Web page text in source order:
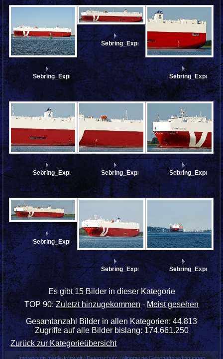
Sebring_Express_AA135140
Sebring_Express_AA135136_stitch
Sebring_Express_AA135135Sebring_Express_AA135134
Sebring_Express_AA135129_stitch
Sebring_Express_AA135124
Es gibt 15 Bilder in dieser Kategorie
TOP 90: Zuletzt hinzugekommen-Meist gesehen
Gesamtanzahl Bilder in allen Kategorien: 44.813
Zugriffe auf alle Bilder bislang: 174.661.250
Zurück zur Kategorieübersicht